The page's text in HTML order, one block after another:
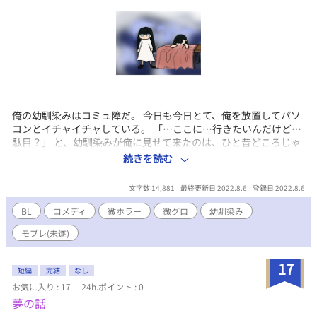
俺の幼馴染みはコミュ障だ。 今日も今日とて、俺を放置してパソ
コンとイチャイチャしている。 「…ここに…行きたいんだけど…
駄目？」 と、幼馴染みが俺に見せて来たのは、ひと昔どころじゃ
ない昔に潰れたドライブインだった。 攻め→仙谷染五郎。ホラー
ばかり書いてる人。 受け→鵜飼健太郎。眼鏡。
続きを読む
文字数 14,881 最終更新日 2022.8.6 登録日 2022.8.6
BL コメディ 微ホラー 微グロ
幼馴染み
モブレ(未遂)
17
短編 完結 なし
お気に入り : 17 24h.ポイント : 0
夢の話